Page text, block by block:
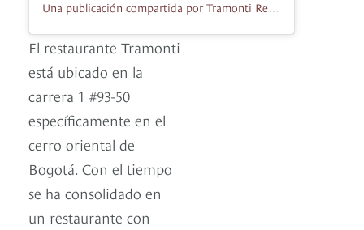
Una publicación compartida por Tramonti Restaurante (@tramonti.restaurante)
El restaurante Tramonti
está ubicado en la
carrera 1 #93-50
específicamente en el
cerro oriental de
Bogotá. Con el tiempo
se ha consolidado en
un restaurante con